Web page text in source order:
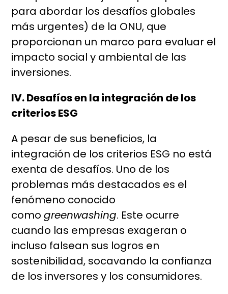
para abordar los desafíos globales
más urgentes) de la ONU, que
proporcionan un marco para evaluar el
impacto social y ambiental de las
inversiones.
IV. Desafíos en la integración de los
criterios ESG
A pesar de sus beneficios, la
integración de los criterios ESG no está
exenta de desafíos. Uno de los
problemas más destacados es el
fenómeno conocido
comogreenwashing. Este ocurre
cuando las empresas exageran o
incluso falsean sus logros en
sostenibilidad, socavando la confianza
de los inversores y los consumidores.